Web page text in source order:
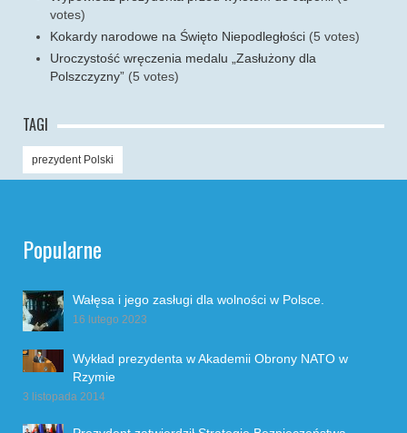
votes)
Kokardy narodowe na Święto Niepodległości (5 votes)
Uroczystość wręczenia medalu „Zasłużony dla
Polszczyzny” (5 votes)
TAGI
prezydent Polski
Popularne
Wałęsa i jego zasługi dla wolności w Polsce.
16 lutego 2023
Wykład prezydenta w Akademii Obrony NATO w
Rzymie
3 listopada 2014